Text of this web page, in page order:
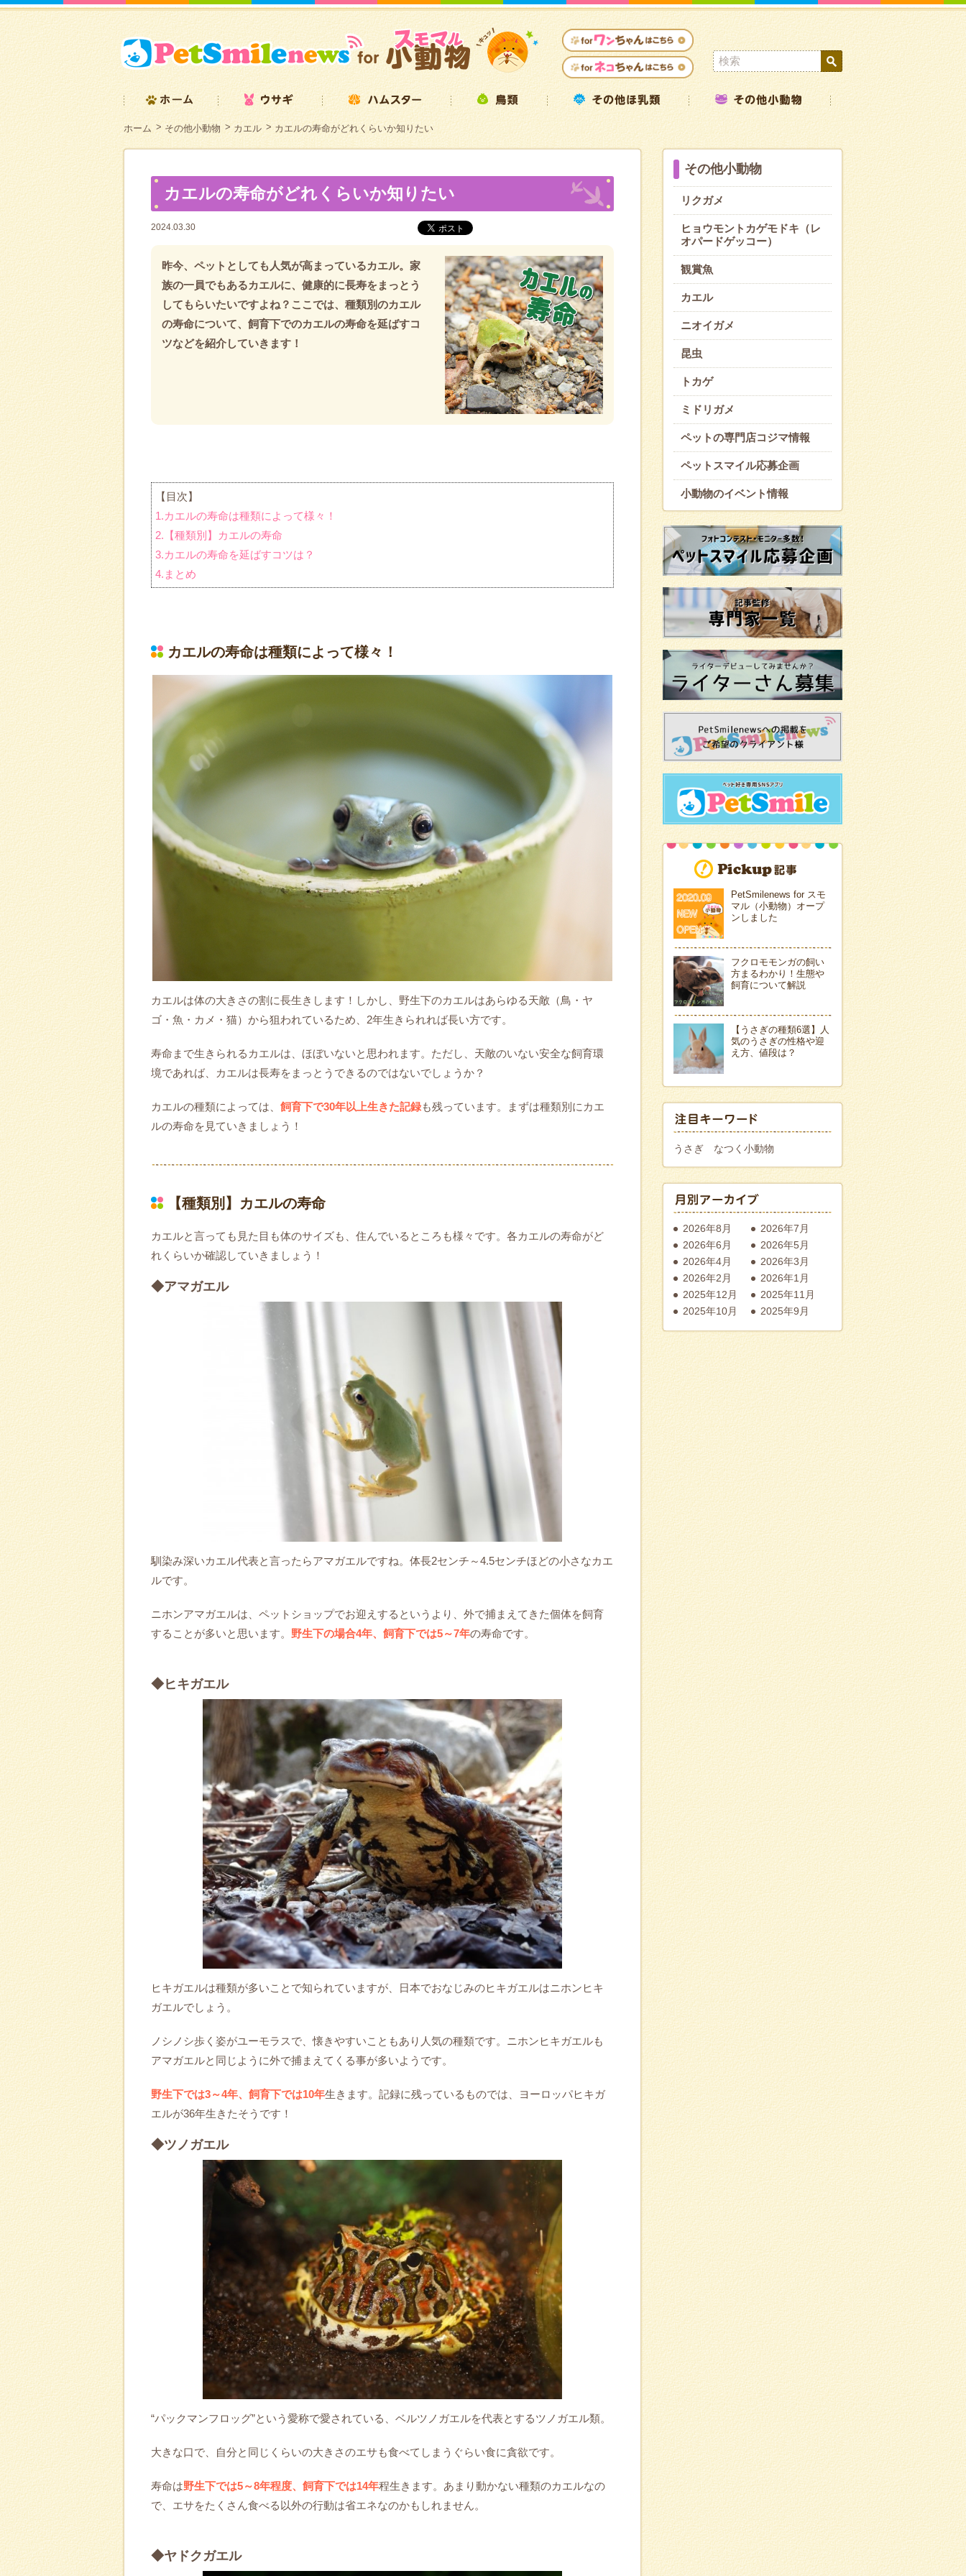
ホーム その他小動物 カエル カエルの寿命がどれくらいか知りたい
カエルの寿命がどれくらいか知りたい
2024.03.30
昨今、ペットとしても人気が高まっているカエル。家
族の一員でもあるカエルに、健康的に長寿をまっとう
してもらいたいですよね？ここでは、種類別のカエル
の寿命について、飼育下でのカエルの寿命を延ばすコ
ツなどを紹介していきます！
【目次】
1.カエルの寿命は種類によって様々！
2.【種類別】カエルの寿命
3.カエルの寿命を延ばすコツは？
4.まとめ
カエルの寿命は種類によって様々！
カエルは体の大きさの割に長生きします！しかし、野生下のカエルはあらゆる天敵（鳥・ヤ
ゴ・魚・カメ・猫）から狙われているため、2年生きられれば長い方です。
寿命まで生きられるカエルは、ほぼいないと思われます。ただし、天敵のいない安全な飼育環
境であれば、カエルは長寿をまっとうできるのではないでしょうか？
カエルの種類によっては、 飼育下で30年以上生きた記録も残っています。まずは種類別にカエ
ルの寿命を見ていきましょう！
【種類別】カエルの寿命
カエルと言っても見た目も体のサイズも、住んでいるところも様々です。各カエルの寿命がど
れくらいか確認していきましょう！
◆アマガエル
馴染み深いカエル代表と言ったらアマガエルですね。体長2センチ～4.5センチほどの小さなカエ
ルです。
ニホンアマガエルは、ペットショップでお迎えするというより、外で捕まえてきた個体を飼育
することが多いと思います。 野生下の場合4年、飼育下では5～7年の寿命です。
◆ヒキガエル
ヒキガエルは種類が多いことで知られていますが、日本でおなじみのヒキガエルはニホンヒキ
ガエルでしょう。
ノシノシ歩く姿がユーモラスで、懐きやすいこともあり人気の種類です。ニホンヒキガエルも
アマガエルと同じように外で捕まえてくる事が多いようです。
野生下では3～4年、飼育下では10年生きます。記録に残っているものでは、ヨーロッパヒキガ
エルが36年生きたそうです！
◆ツノガエル
“パックマンフロッグ”という愛称で愛されている、ベルツノガエルを代表とするツノガエル類。
大きな口で、自分と同じくらいの大きさのエサも食べてしまうぐらい食に貪欲です。
寿命は野生下では5～8年程度、飼育下では14年程生きます。あまり動かない種類のカエルなの
で、エサをたくさん食べる以外の行動は省エネなのかもしれません。
◆ヤドクガエル
その他小動物
リクガメ
ヒョウモントカゲモドキ（レ
オパードゲッコー）
観賞魚
カエル
ニオイガメ
昆虫
トカゲ
ミドリガメ
ペットの専門店コジマ情報
ペットスマイル応募企画
小動物のイベント情報
PetSmilenews for スモ
マル（小動物）オープ
ンしました
フクロモモンガの飼い
方まるわかり！生態や
飼育について解説
【うさぎの種類6選】人
気のうさぎの性格や迎
え方、値段は？
うさぎ なつく小動物
2026年8月
2026年7月
2026年6月
2026年5月
2026年4月
2026年3月
2026年2月
2026年1月
2025年12月
2025年11月
2025年10月
2025年9月